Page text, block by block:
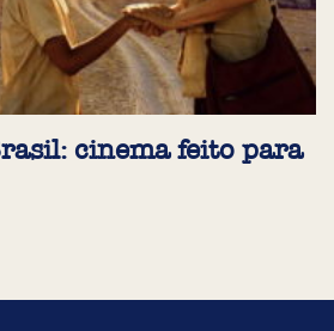
cinema feito para